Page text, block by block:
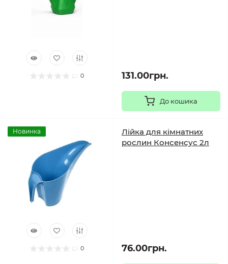
0 131.00грн.
До кошика
Новинка
0
Лійка для кімнатних
рослин Консенсус 2л
76.00грн.